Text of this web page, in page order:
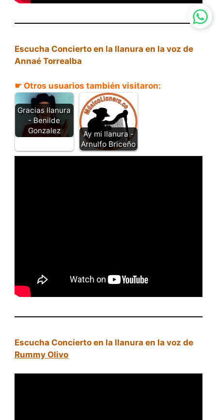
Escucha Concierto en la llanura en la voz de
Annaé Torrealba
☛ Otros usuarios también visitaron:
Gracias llanura
- Benilde
Gonzalez
Ay mi llanura -
Arnulfo Briceño
Escucha Concierto en la llanura en la voz de
Rummy Olivo